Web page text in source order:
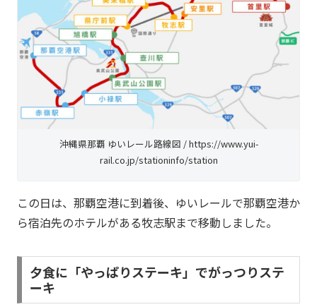
沖縄県那覇 ゆいレール路線図 / https://www.yui-
rail.co.jp/stationinfo/station
この日は、那覇空港に到着後、ゆいレールで那覇空港か
ら宿泊先のホテルがある牧志駅まで移動しました。
夕食に「やっぱりステーキ」でがっつりステ
ーキ